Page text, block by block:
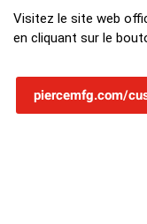
Visitez le site web
en cliquant sur le
piercemfg.com/